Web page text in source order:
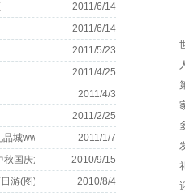
2011/6/14
2011/6/14
2011/5/23
2011/4/25
2011/4/3
2011/2/25
城www.15gift.com2011/1/7
秋国庆放假通知2010/9/15
游(图)
2010/8/4